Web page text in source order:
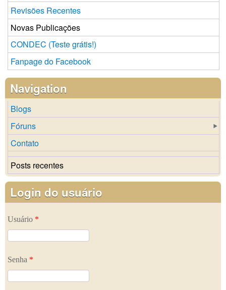
Revisões Recentes
Novas Publicações
CONDEC (Teste grátis!)
Fanpage do Facebook
Navigation
Blogs
Fóruns
Contato
Posts recentes
Login do usuário
Usuário *
Senha *